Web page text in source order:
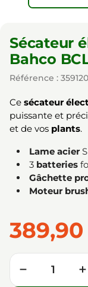
Sécateur
Bahco
Référence : 359120
Ce sécateur
puissante et
et de vos plants.
Lame acier
3 batteries
Gâchette
Moteur
Quantité
− +